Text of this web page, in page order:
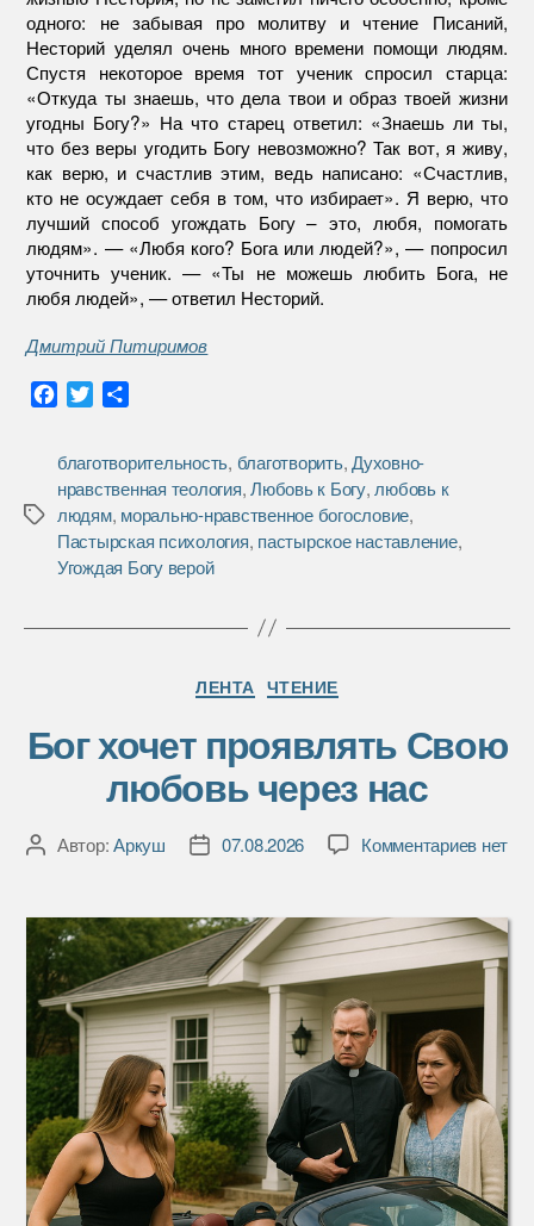
одного: не забывая про молитву и чтение Писаний,
Несторий уделял очень много времени помощи людям.
Спустя некоторое время тот ученик спросил старца:
«Откуда ты знаешь, что дела твои и образ твоей жизни
угодны Богу?» На что старец ответил: «Знаешь ли ты,
что без веры угодить Богу невозможно? Так вот, я живу,
как верю, и счастлив этим, ведь написано: «Счастлив,
кто не осуждает себя в том, что избирает». Я верю, что
лучший способ угождать Богу – это, любя, помогать
людям». — «Любя кого? Бога или людей?», — попросил
уточнить ученик. — «Ты не можешь любить Бога, не
любя людей», — ответил Несторий.
Дмитрий Питиримов
e
b
o
o
k
t
t
e
r
р
а
в
и
т
Метки
благотворительность, благотворить,Духовно-
нравственная теология,Любовь к Богу, любовь к
людям, морально-нравственное богословие,
Пастырская психология, пастырское наставление,
Угождая Богу верой
Рубрики
ЛЕНТА ЧТЕНИЕ
Бог хочет проявлять Свою
любовь через нас
АвторАвтор:Аркуш
Дата07.08.2026 Комментариевк
хочет
Свою
через
нас
нет